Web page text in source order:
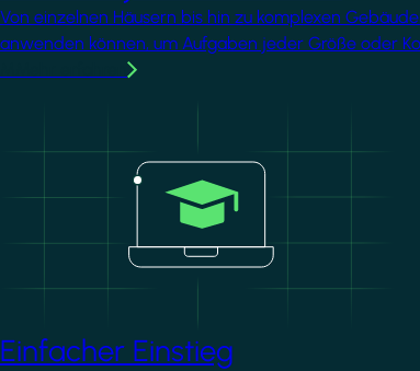
Von einzelnen Häusern bis hin zu komplexen
anwenden können, um Aufgaben jeder Größe oder
Einfacher Einstieg